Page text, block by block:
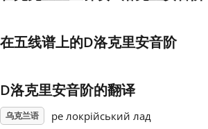
Polski
Português
在五线谱上的D洛克里安音阶
D洛克里安音阶的翻译
乌克兰语 ре локрійський лад